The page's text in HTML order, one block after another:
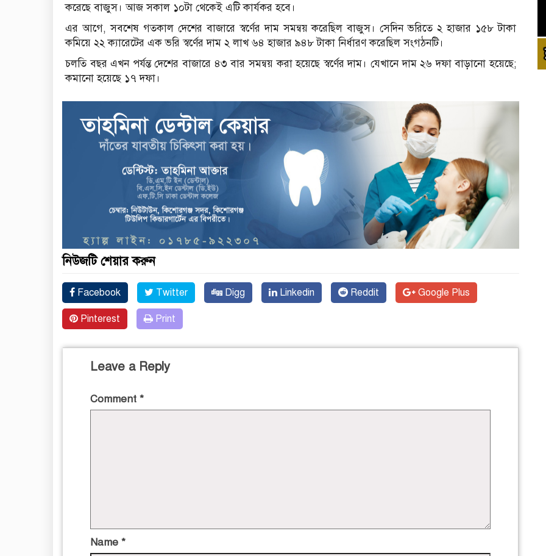
করেছে বাজুস। আজ সকাল ১০টা থেকেই এটি কার্যকর হবে।
এর আগে, সবশেষ গতকাল দেশের বাজারে স্বর্ণের দাম সমন্বয় করেছিল বাজুস। সেদিন ভরিতে ২ হাজার ১৫৮ টাকা
কমিয়ে ২২ ক্যারেটের এক ভরি স্বর্ণের দাম ২ লাখ ৬৪ হাজার ৯৪৮ টাকা নির্ধারণ করেছিল সংগঠনটি।
চলতি বছর এখন পর্যন্ত দেশের বাজারে ৪৩ বার সমন্বয় করা হয়েছে স্বর্ণের দাম। যেখানে দাম ২৬ দফা বাড়ানো হয়েছে;
কমানো হয়েছে ১৭ দফা।
নিউজটি শেয়ার করুন
Facebook Twitter Digg Linkedin Reddit Google Plus
Pinterest Print
Leave a Reply
Comment *
Name *